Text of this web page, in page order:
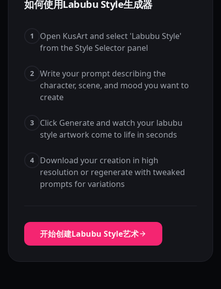
如何使用Labubu Style生成器
1
Open KusArt and select 'Labubu Style'
from the Style Selector panel
2
Write your prompt describing the
character, scene, and mood you want to
create
3
Click Generate and watch your labubu
style artwork come to life in seconds
4
Download your creation in high
resolution or regenerate with tweaked
prompts for variations
开始创建Labubu Style艺术